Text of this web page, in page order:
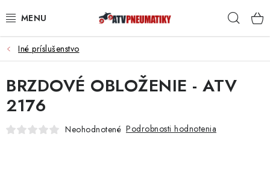
na
PNEUMATIKY
DISKY
ROZŠIROVACIE PODLOŽKY
Iné príslušenstvo
BRZDOVÉ OBLOŽENIE - ATV
2176
Neohodnotené Podrobnosti hodnotenia